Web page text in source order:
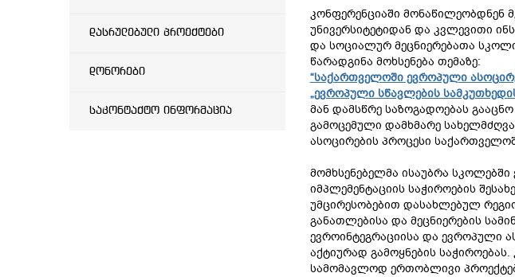
დასრულებული პროექტები
დონორები
საკონტაქტო ინფორმაცია
კონფერენციაში მონაწილეობდნენ
უნივერსიტეტიდან და კვლევითი
და სოციალურ მეცნიერებათა
წარადგინა მოხსენება თემაზე:
“საქართველოში ევროპული
„ევროპული სწავლების
მან დამსწრე საზოგადოებას
გამოცემული დამხმარე
ასოცირების პროცესი
მომხსენებელმა ისაუბრა
იმპლემენტაციის საჭიროების
უმცირესობებით დასახლებულ
განათლებისა და მეცნიერების
ევროინტეგრაციისა და ევროპული
აქტიურად გამოყნების
სამომავლოდ ერთობლივი